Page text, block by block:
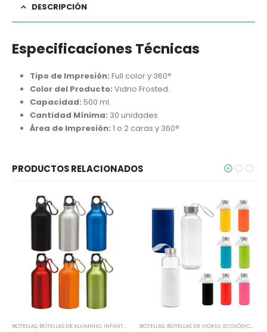
DESCRIPCIÓN
Especificaciones Técnicas
Tipo de Impresión: Full color y 360°
Color del Producto: Vidrio Frosted.
Capacidad: 500 ml.
Cantidad Mínima: 30 unidades.
Área de Impresión: 1 o 2 caras y 360°
PRODUCTOS RELACIONADOS
BOTELLAS, BOTELLAS DE ALUMINIO, INFANTIL Y JUVENIL ,TIEMPO LIBRE / OUTDOOR,TODOS
BOTELLAS, BOTELLAS DE VIDRIO, ECOLÓGICOS Y SUSTENTABLES